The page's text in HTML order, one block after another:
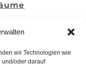
wir Technologien wie
und/oder darauf